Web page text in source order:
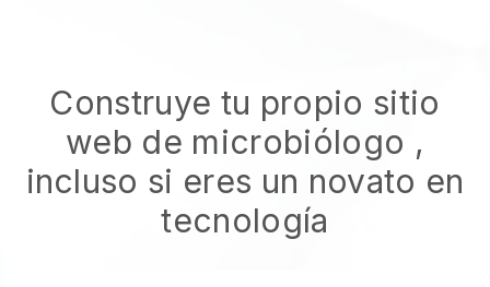
Construye tu propio sitio
web de microbiólogo ,
incluso si eres un novato en
tecnología